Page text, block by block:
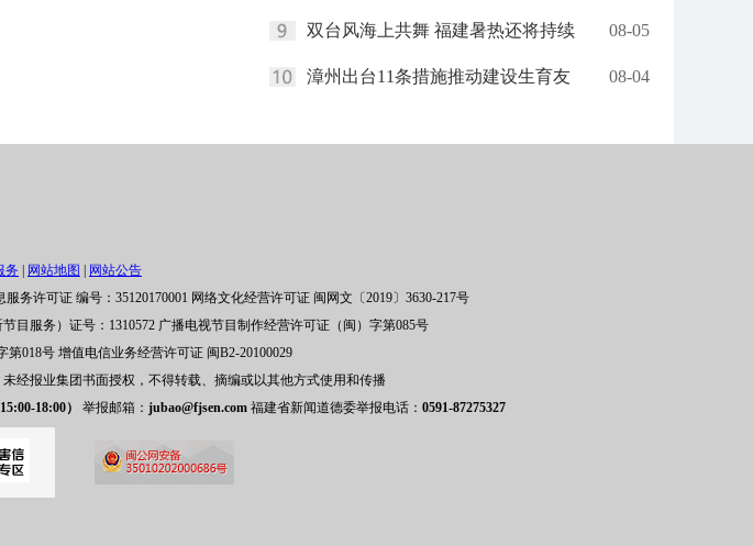
双台风海上共舞 福建暑热还将持续 08-05
漳州出台11条措施推动建设生育友 08-04